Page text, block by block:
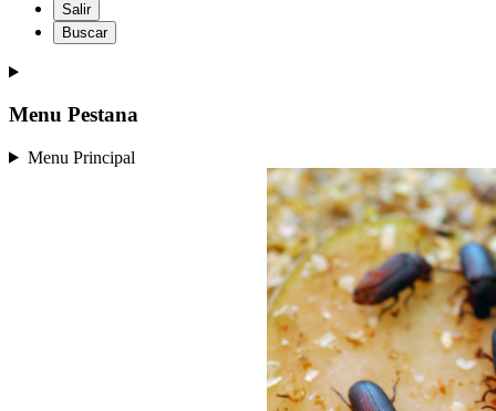
Salir
Buscar
Menu Pestana
Menu Principal